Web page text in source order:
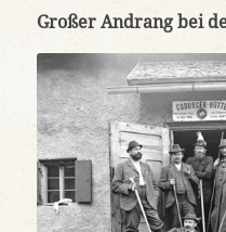
Großer Andrang bei